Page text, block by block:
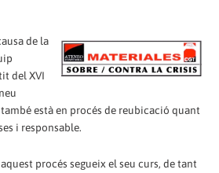
de la
del XVI
està en procés de reubicació quant
i responsable.
procés segueix el seu curs, de tant